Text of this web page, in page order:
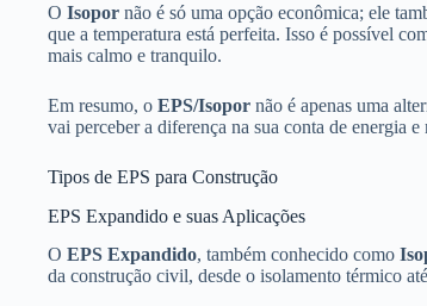
O Isopor não é só uma opção econômica; ele
que a temperatura está perfeita. Isso é possível
mais calmo e tranquilo.
Em resumo, o EPS/Isopor não é apenas uma
vai perceber a diferença na sua conta de energia
Tipos de EPS para Construção
EPS Expandido e suas Aplicações
O EPS Expandido, também conhecido como
da construção civil, desde o isolamento térmico